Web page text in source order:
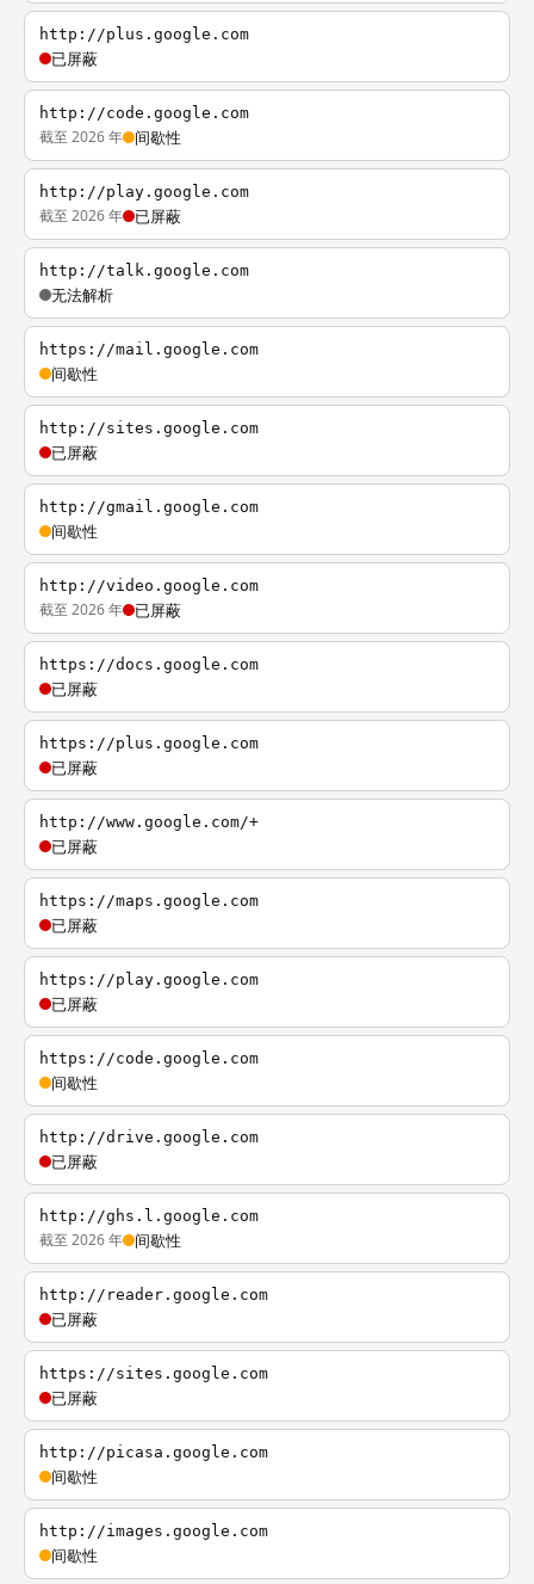
http://plus.google.com
已屏蔽
http://code.google.com
截至 2026 年 间歇性
http://play.google.com
截至 2026 年 已屏蔽
http://talk.google.com
无法解析
https://mail.google.com
间歇性
http://sites.google.com
已屏蔽
http://gmail.google.com
间歇性
http://video.google.com
截至 2026 年 已屏蔽
https://docs.google.com
已屏蔽
https://plus.google.com
已屏蔽
http://www.google.com/+
已屏蔽
https://maps.google.com
已屏蔽
https://play.google.com
已屏蔽
https://code.google.com
间歇性
http://drive.google.com
已屏蔽
http://ghs.l.google.com
截至 2026 年 间歇性
http://reader.google.com
已屏蔽
https://sites.google.com
已屏蔽
http://picasa.google.com
间歇性
http://images.google.com
间歇性